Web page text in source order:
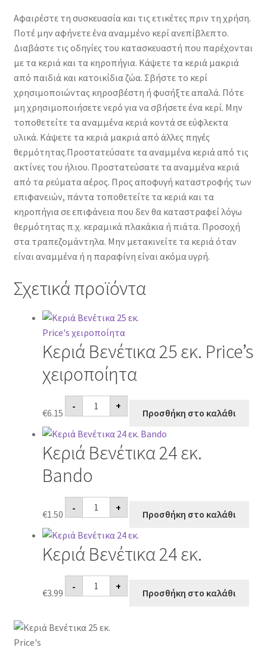
Αφαιρέστε τη συσκευασία και τις ετικέτες πριν τη χρήση.
Ποτέ μην αφήνετε ένα αναμμένο κερί ανεπίβλεπτο.
Διαβάστε τις οδηγίες του κατασκευαστή που παρέχονται
με τα κεριά και τα κηροπήγια. Κάψετε τα κεριά μακριά
από παιδιά και κατοικίδια ζώα. Σβήστε το κερί
χρησιμοποιώντας κηροσβέστη ή φυσήξτε απαλά. Πότε
μη χρησιμοποιήσετε νερό για να σβήσετε ένα κερί. Μην
τοποθετείτε τα αναμμένα κεριά κοντά σε εύφλεκτα
υλικά. Κάψετε τα κεριά μακριά από άλλες πηγές
θερμότητας.Προστατεύσατε τα αναμμένα κεριά από τις
ακτίνες του ήλιου. Προστατεύσατε τα αναμμένα κεριά
από τα ρεύματα αέρος. Προς αποφυγή καταστροφής των
επιφανειών, πάντα τοποθετείτε τα κεριά και τα
κηροπήγια σε επιφάνεια που δεν θα καταστραφεί λόγω
θερμότητας π.χ. κεραμικά πλακάκια ή πιάτα. Προσοχή
στα τραπεζομάντηλα. Μην μετακινείτε τα κεριά όταν
είναι αναμμένα ή η παραφίνη είναι ακόμα υγρή.
Σχετικά προϊόντα
Κεριά Βενέτικα 25 εκ. Price’s
χειροποίητα
€6.15
-
Κεριά
Βενέτικα
25
Price's
χειροποίητα
ποσότητα
+
Προσθήκη στο καλάθι
Κεριά Βενέτικα 24 εκ.
Bando
€1.50
-
Κεριά
Βενέτικα
24
εκ.
Bando
ποσότητα
+
Προσθήκη στο καλάθι
Κεριά Βενέτικα 24 εκ.
€3.99
-
Κεριά
Βενέτικα
24
+
Προσθήκη στο καλάθι